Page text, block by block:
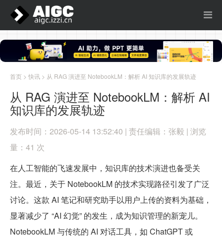
首页 > 快讯 > 从 RAG 演进至 NotebookLM：解析 AI 知识库的发展轨迹
从 RAG 演进至 NotebookLM：解析 AI
知识库的发展轨迹
发布时间：2026-05-14 13:52:40 | 责任编辑：张毅 | 浏览
量：41 次
在人工智能的飞速发展中，知识库的技术演进也备受关
注。最近，关于 NotebookLM 的技术实现路径引发了广泛
讨论。这款 AI 笔记和研究助手以用户上传的资料为基础，
显著减少了 “AI 幻觉” 的发生，成为知识管理的新宠儿。
NotebookLM 与传统的 AI 对话工具，如 ChatGPT 或